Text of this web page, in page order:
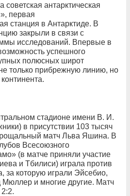
антарктическая
первая
станция в Антарктиде. В
закрыли в связи с
исследований. Впервые в
успешного
полюсных широт
только прибрежную линию, но
стадионе имени В. И.
в присутствии 103 тысяч
матч Льва Яшина. В
Всесоюзного
(в матче приняли участие
и Тбилиси) играла против
за которую играли Эйсебио,
Мюллер и многие другие. Матч